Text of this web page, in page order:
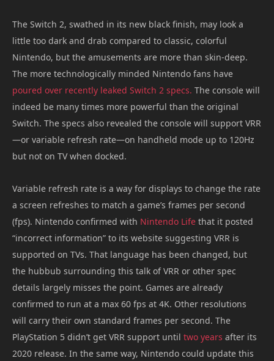
The Switch 2, swathed in its new black finish, may look a
little too dark and drab compared to classic, colorful
Nintendo, but the amusements are more than skin-deep.
The more technologically minded Nintendo fans have
poured over recently leaked Switch 2 specs. The console will
indeed be many times more powerful than the original
Switch. The specs also revealed the console will support VRR
—or variable refresh rate—on handheld mode up to 120Hz
but not on TV when docked.
Variable refresh rate is a way for displays to change the rate
a screen refreshes to match a game’s frames per second
(fps). Nintendo confirmed with Nintendo Life that it posted
“incorrect information” to its website suggesting VRR is
supported on TVs. That language has been changed, but
the hubbub surrounding this talk of VRR or other spec
details largely misses the point. Games are already
confirmed to run at a max 60 fps at 4K. Other resolutions
will carry their own standard frames per second. The
PlayStation 5 didn’t get VRR support until two years after its
2020 release. In the same way, Nintendo could update this